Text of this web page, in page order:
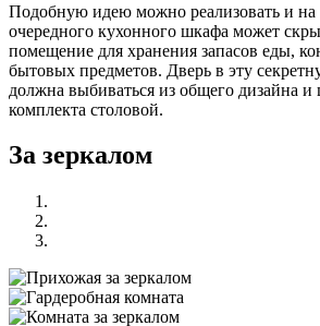
Подобную идею можно реализовать и
очередного кухонного шкафа может
помещение для хранения запасов еды,
бытовых предметов. Дверь в эту
должна выбиваться из общего дизайна и
комплекта столовой.
За зеркалом